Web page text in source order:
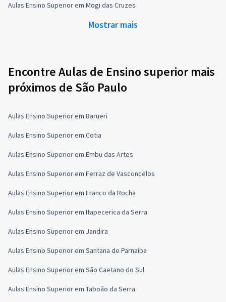
Aulas Ensino Superior em Mogi das Cruzes
Mostrar mais
Encontre Aulas de Ensino superior mais
próximos de São Paulo
Aulas Ensino Superior em Barueri
Aulas Ensino Superior em Cotia
Aulas Ensino Superior em Embu das Artes
Aulas Ensino Superior em Ferraz de Vasconcelos
Aulas Ensino Superior em Franco da Rocha
Aulas Ensino Superior em Itapecerica da Serra
Aulas Ensino Superior em Jandira
Aulas Ensino Superior em Santana de Parnaíba
Aulas Ensino Superior em São Caetano do Sul
Aulas Ensino Superior em Taboão da Serra